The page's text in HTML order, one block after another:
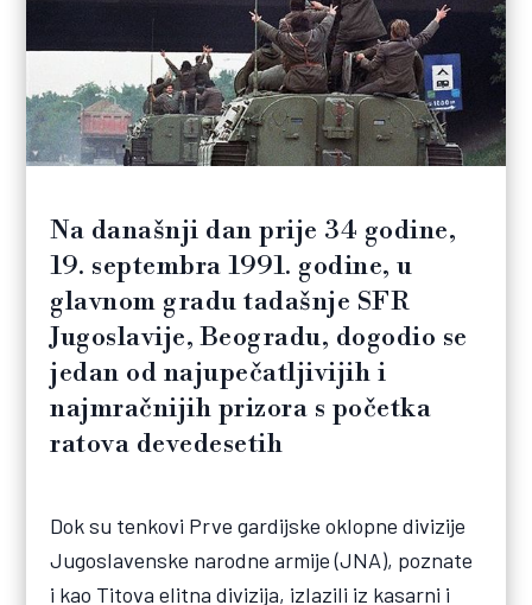
Na današnji dan prije 34 godine,
19. septembra 1991. godine, u
glavnom gradu tadašnje SFR
Jugoslavije, Beogradu, dogodio se
jedan od najupečatljivijih i
najmračnijih prizora s početka
ratova devedesetih
Dok su tenkovi Prve gardijske oklopne divizije
Jugoslavenske narodne armije (JNA), poznate
i kao Titova elitna divizija, izlazili iz kasarni i